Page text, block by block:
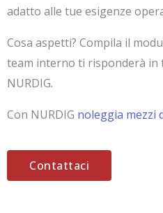
adatto alle tue esigenze
Cosa aspetti? Compila il
team interno ti risponderà in
NURDIG.
Con NURDIG noleggia mezzi
Contattaci